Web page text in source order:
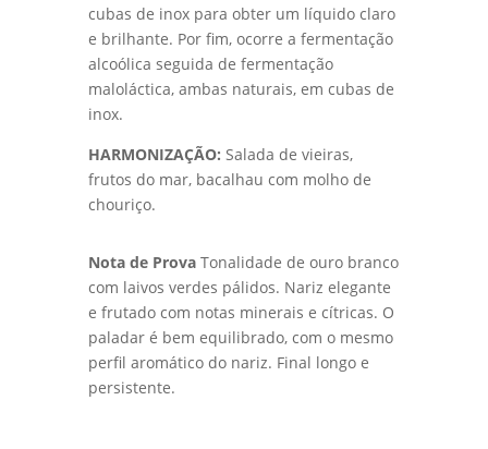
cubas de inox para obter um líquido claro
e brilhante. Por fim, ocorre a fermentação
alcoólica seguida de fermentação
maloláctica, ambas naturais, em cubas de
inox.
HARMONIZAÇÃO: Salada de vieiras,
frutos do mar, bacalhau com molho de
chouriço.
Nota de Prova Tonalidade de ouro branco
com laivos verdes pálidos. Nariz elegante
e frutado com notas minerais e cítricas. O
paladar é bem equilibrado, com o mesmo
perfil aromático do nariz. Final longo e
persistente.